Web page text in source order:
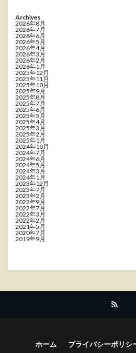
Archives
2026年8月
2026年7月
2026年6月
2026年5月
2026年4月
2026年3月
2026年2月
2026年1月
2025年12月
2025年11月
2025年10月
2025年9月
2025年8月
2025年7月
2025年6月
2025年5月
2025年4月
2025年3月
2025年2月
2025年1月
2024年10月
2024年7月
2024年6月
2024年5月
2024年3月
2024年1月
2023年12月
2023年7月
2023年2月
2022年9月
2022年7月
2022年3月
2022年2月
2021年5月
2020年7月
2019年9月
ホーム プライバシーポリシ